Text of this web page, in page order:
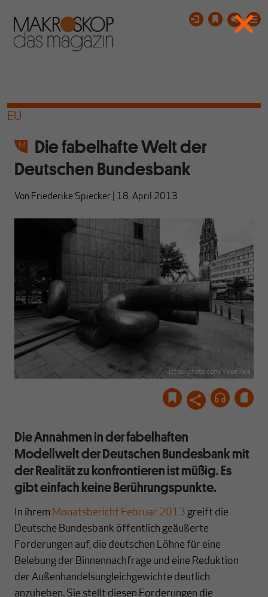
EU
Die fabelhafte Welt der
Deutschen Bundesbank
Von Friederike Spiecker 18. April 2013
istockphoto.com/VvoeVale
Die Annahmen in der fabelhaften
Modellwelt der Deutschen Bundesbank mit
der Realität zu konfrontieren ist müßig. Es
gibt einfach keine Berührungspunkte.
In ihrem Monatsbericht Februar 2013 greift die
Deutsche Bundesbank öffentlich geäußerte
Forderungen auf, die deutschen Löhne für eine
Belebung der Binnennachfrage und eine Reduktion
der Außenhandelsungleichgewichte deutlich
anzuheben. Sie stellt diesen Forderungen die